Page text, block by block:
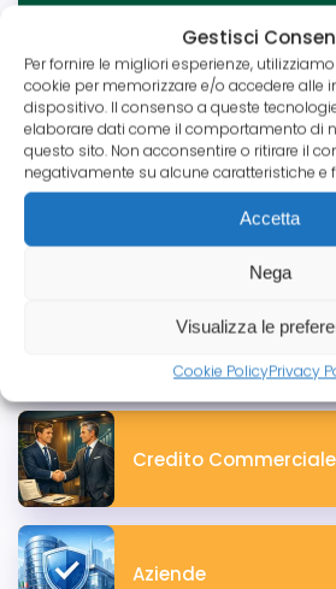
Gestisci
Per fornire le migliori esperienze,
cookie per memorizzare e/o accedere alle
dispositivo. Il consenso a queste
elaborare dati come il comportamento di
questo sito. Non acconsentire o ritirare il
negativamente su alcune caratteristiche e
Accetta
Nega
Visualizza le
Cookie PolicyPrivacy
Guida completa e punto di
professionisti in Italia: l’elenco
regolamentate, degli ordini e
sull’obbligo di polizza RC
Leggi tutto
Credito Commerciale
Aziende